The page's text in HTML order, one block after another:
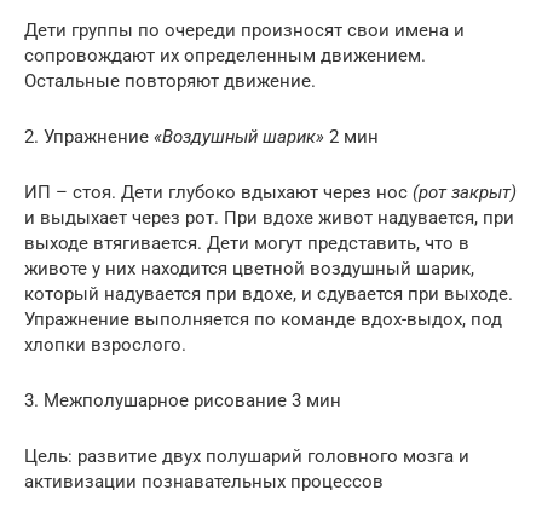
Дети группы по очереди произносят свои имена и
сопровождают их определенным движением.
Остальные повторяют движение.
2. Упражнение «Воздушный шарик» 2 мин
ИП – стоя. Дети глубоко вдыхают через нос (рот закрыт)
и выдыхает через рот. При вдохе живот надувается, при
выходе втягивается. Дети могут представить, что в
животе у них находится цветной воздушный шарик,
который надувается при вдохе, и сдувается при выходе.
Упражнение выполняется по команде вдох-выдох, под
хлопки взрослого.
3. Межполушарное рисование 3 мин
Цель: развитие двух полушарий головного мозга и
активизации познавательных процессов